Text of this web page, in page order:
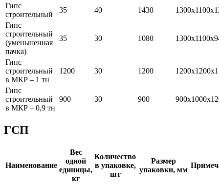
Гипс
строительный
35 40 1430
Гипс
строительный
(уменьшенная
пачка)
35 30 1080
Гипс
строительный
в МКР – 1 тн
1200 30 1200
Гипс
строительный
в МКР – 0,9 тн
900 30 900
ГСП
Наименование
Вес
одной
единицы,
кг
Количество
в упаковке,
шт
Размер
упаковки, мм